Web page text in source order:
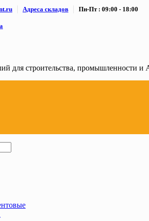
Адреса складов Пн-Пт : 09:00 - 18:00
для строительства, промышленности